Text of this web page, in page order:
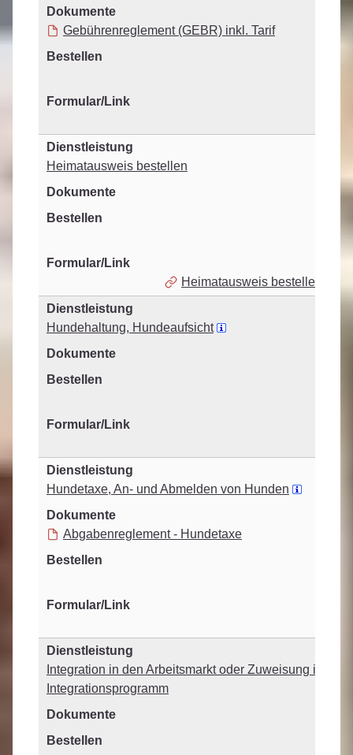
Gebührenreglement (GEBR) inkl. Tarif
Heimatausweis bestellen
Heimatausweis bestellen
Hundehaltung, Hundeaufsicht
Hundetaxe, An- und Abmelden von Hunden
Abgabenreglement - Hundetaxe
Integration in den Arbeitsmarkt oder Zuweisung in ein
Integrationsprogramm